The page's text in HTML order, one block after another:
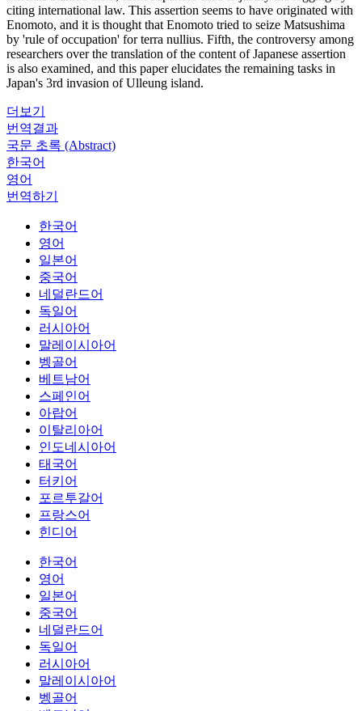
citing international law. This assertion seems to have originated with
Enomoto, and it is thought that Enomoto tried to seize Matsushima
by 'rule of occupation' for terra nullius. Fifth, the controversy among
researchers over the translation of the content of Japanese assertion
is also examined, and this paper elucidates the remaining tasks in
Japan's 3rd invasion of Ulleung island.
더보기
번역결과
국문 초록 (Abstract)
한국어
영어
번역하기
한국어
영어
일본어
중국어
네덜란드어
독일어
러시아어
말레이시아어
벵골어
베트남어
스페인어
아랍어
이탈리아어
인도네시아어
태국어
터키어
포르투갈어
프랑스어
힌디어
한국어
영어
일본어
중국어
네덜란드어
독일어
러시아어
말레이시아어
벵골어